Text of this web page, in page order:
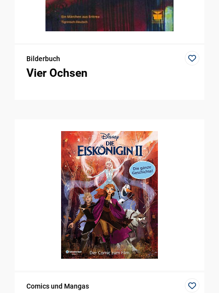
Bilderbuch
Vier Ochsen
Comics und Mangas